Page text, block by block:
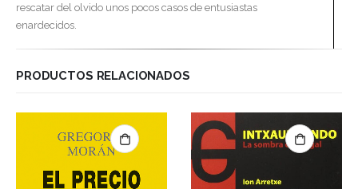
rescatar del olvido unos pocos casos de entusiastas
enardecidos.
PRODUCTOS RELACIONADOS